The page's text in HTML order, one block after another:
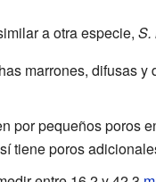
a otra especie, S.
marrones, difusas y
por pequeños poros
tiene poros